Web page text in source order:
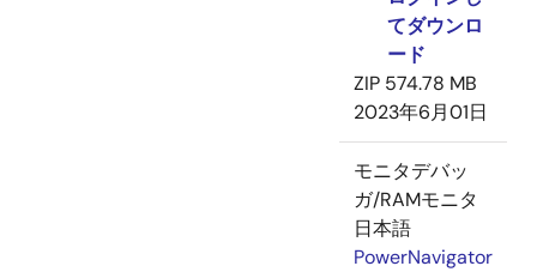
てダウンロ
ード
ZIP 574.78 MB
2023年6月01日
モニタデバッ
ガ/RAMモニタ
日本語
PowerNavigator